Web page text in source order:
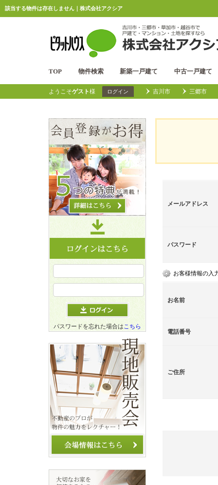
該当する物件は存在しません｜株式会社アクシア
TOP 物件検索 新築一戸建て 中古一戸建て
ようこそゲスト様 ログイン 吉川市 三郷市
メールアドレス
パスワード
お客様情報の入
お名前
電話番号
ご住所
パスワードを忘れた場合はこちら